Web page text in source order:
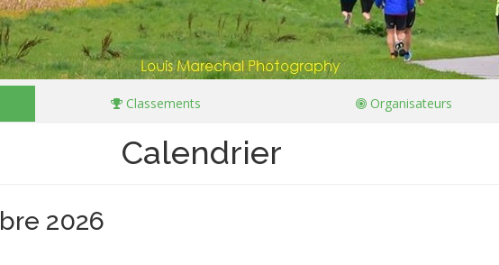
Classements Organisateurs
Calendrier
2026